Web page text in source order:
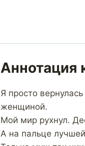
Аннотация
Я просто
женщиной.
Мой мир рухнул.
А на пальце